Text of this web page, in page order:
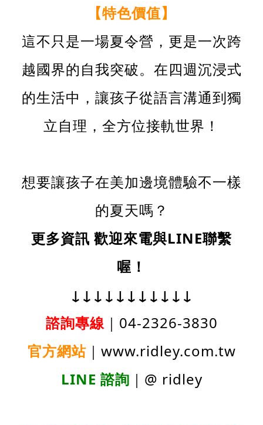
【特色價值】
這不只是一場夏令營，更是一次跨
越國界的自我突破。在四週沉浸式
的生活中，讓孩子從語言溝通到獨
立自理，全方位接軌世界！
想要讓孩子在美加邊境體驗不一樣
的夏天嗎？
更多資訊 歡迎來電與LINE聯繫
喔！
↓↓↓↓↓↓↓↓↓↓↓
諮詢專線｜04-2326-3830
官方網站｜www.ridley.com.tw
LINE 諮詢 ｜@ ridley